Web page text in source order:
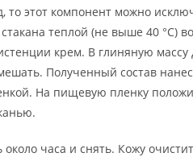
то этот компонент можно
теплой (не выше 40 °C)
крем. В глиняную массу
Полученный состав
На пищевую пленку
часа и снять. Кожу